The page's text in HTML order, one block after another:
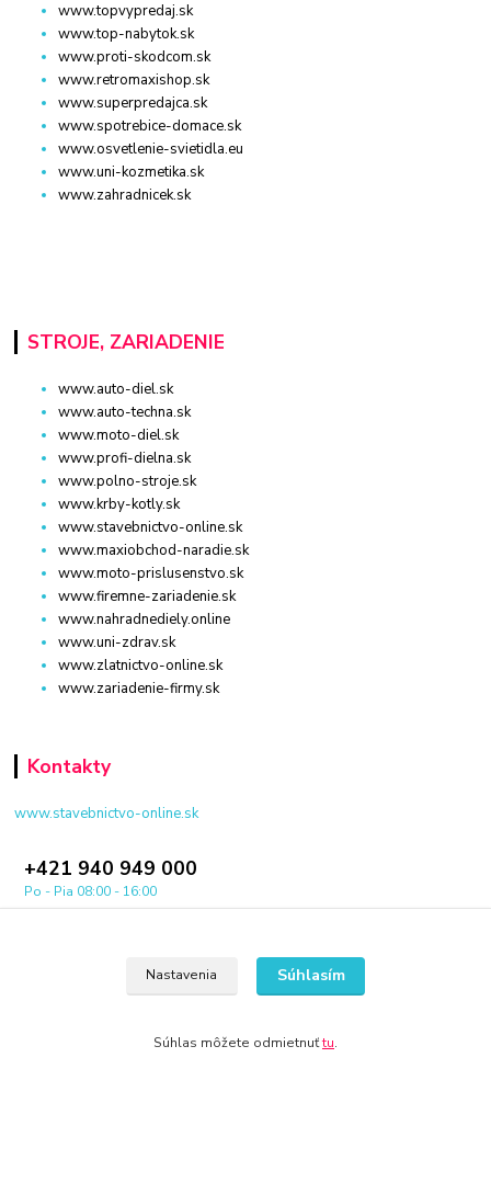
www.topvypredaj.sk
www.top-nabytok.sk
www.proti-skodcom.sk
www.retromaxishop.sk
www.superpredajca.sk
www.spotrebice-domace.sk
www.osvetlenie-svietidla.eu
www.uni-kozmetika.sk
www.zahradnicek.sk
STROJE, ZARIADENIE
www.auto-diel.sk
www.auto-techna.sk
www.moto-diel.sk
www.profi-dielna.sk
www.polno-stroje.sk
www.krby-kotly.sk
www.stavebnictvo-online.sk
www.maxiobchod-naradie.sk
www.moto-prislusenstvo.sk
www.firemne-zariadenie.sk
www.nahradnediely.online
www.uni-zdrav.sk
www.zlatnictvo-online.sk
www.zariadenie-firmy.sk
Kontakty
www.stavebnictvo-online.sk
+421 940 949 000
Po - Pia 08:00 - 16:00
Nastavenia Súhlasím
Súhlas môžete odmietnuťtu.